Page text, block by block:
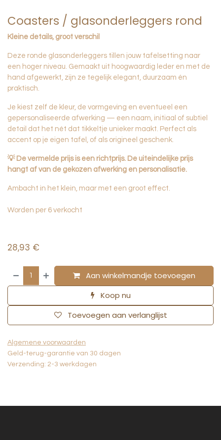
Coasters / glasonderleggers rond
Kleine details, groot verschil
Deze ronde glasonderleggers tillen jouw tafelsetting naar
een hoger niveau. Gemaakt uit hoogwaardig leder en met de
hand afgewerkt, zijn ze tegelijk elegant, duurzaam én
praktisch.
Je kiest zelf de kleur, de vormgeving en eventueel een
gepersonaliseerde afwerking — een naam, initiaal of subtiel
detail dat het nét dat tikkeltje unieker maakt. Perfect als
accent op je eigen tafel, of als origineel geschenk.
💡 De vermelde prijs is een richtprijs. De uiteindelijke prijs
hangt af van de gekozen afwerking en personalisatie.
Ambacht in het klein, maar met een groot effect.
Worden per 6 verkocht
28,93 €
Aan winkelmandje toevoegen
Koop nu
Toevoegen aan verlanglijst
Algemene voorwaarden
Geld-terug-garantie van 30 dagen
Verzending: 2-3 werkdagen